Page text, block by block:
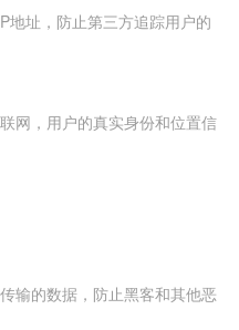
地址，防止第三方追踪用户的
网，用户的真实身份和位置信
输的数据，防止黑客和其他恶